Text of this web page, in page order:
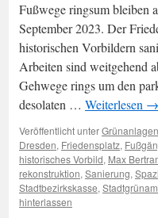
Fußwege ringsum bleiben
September 2023. Der
historischen Vorbildern
Arbeiten sind weitgehend
Gehwege rings um den
desolaten … Weiterlesen →
Veröffentlicht unterGrünanlagen
Dresden, Friedensplatz,
historisches Vorbild, Max
rekonstruktion, Sanierung,
Stadtbezirkskasse,
hinterlassen